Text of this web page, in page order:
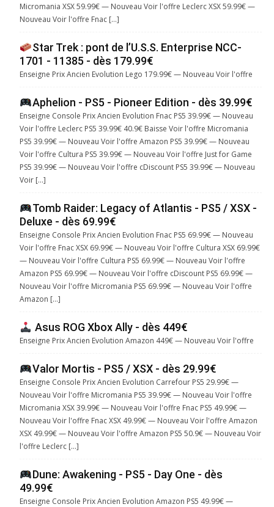
Micromania XSX 59.99€ — Nouveau Voir l'offre Leclerc XSX 59.99€ —
Nouveau Voir l'offre Fnac […]
Star Trek : pont de l’U.S.S. Enterprise NCC-
1701 - 11385 - dès 179.99€
Enseigne Prix Ancien Evolution Lego 179.99€ — Nouveau Voir l'offre
Aphelion - PS5 - Pioneer Edition - dès 39.99€
Enseigne Console Prix Ancien Evolution Fnac PS5 39.99€ — Nouveau
Voir l'offre Leclerc PS5 39.99€ 40.9€ Baisse Voir l'offre Micromania
PS5 39.99€ — Nouveau Voir l'offre Amazon PS5 39.99€ — Nouveau
Voir l'offre Cultura PS5 39.99€ — Nouveau Voir l'offre Just for Game
PS5 39.99€ — Nouveau Voir l'offre cDiscount PS5 39.99€ — Nouveau
Voir […]
Tomb Raider: Legacy of Atlantis - PS5 / XSX -
Deluxe - dès 69.99€
Enseigne Console Prix Ancien Evolution Fnac PS5 69.99€ — Nouveau
Voir l'offre Fnac XSX 69.99€ — Nouveau Voir l'offre Cultura XSX 69.99€
— Nouveau Voir l'offre Cultura PS5 69.99€ — Nouveau Voir l'offre
Amazon PS5 69.99€ — Nouveau Voir l'offre cDiscount PS5 69.99€ —
Nouveau Voir l'offre Micromania PS5 69.99€ — Nouveau Voir l'offre
Amazon […]
Asus ROG Xbox Ally - dès 449€
Enseigne Prix Ancien Evolution Amazon 449€ — Nouveau Voir l'offre
Valor Mortis - PS5 / XSX - dès 29.99€
Enseigne Console Prix Ancien Evolution Carrefour PS5 29.99€ —
Nouveau Voir l'offre Micromania PS5 39.99€ — Nouveau Voir l'offre
Micromania XSX 39.99€ — Nouveau Voir l'offre Fnac PS5 49.99€ —
Nouveau Voir l'offre Fnac XSX 49.99€ — Nouveau Voir l'offre Amazon
XSX 49.99€ — Nouveau Voir l'offre Amazon PS5 50.9€ — Nouveau Voir
l'offre Leclerc […]
Dune: Awakening - PS5 - Day One - dès
49.99€
Enseigne Console Prix Ancien Evolution Amazon PS5 49.99€ —